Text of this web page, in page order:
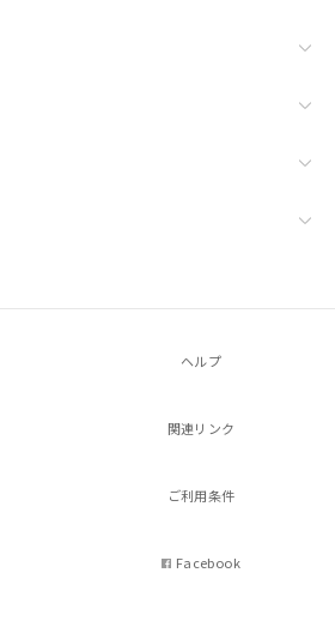
ヘルプ
関連リンク
ご利用条件
Facebook